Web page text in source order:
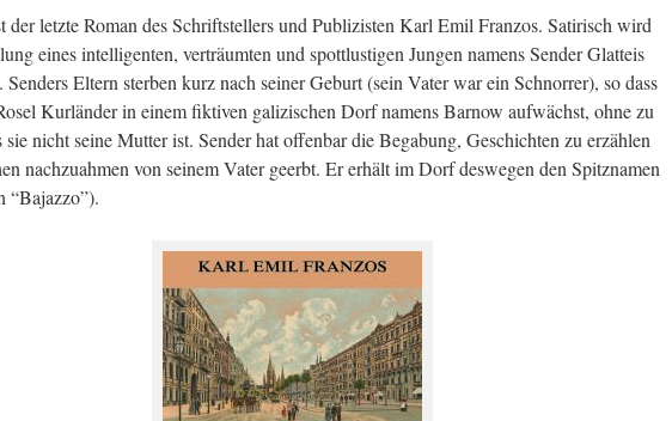
der letzte Roman des Schriftstellers und Publizisten Karl Emil Franzos. Satirisch wird
eines intelligenten, verträumten und spottlustigen Jungen namens Sender Glatteis
Senders Eltern sterben kurz nach seiner Geburt (sein Vater war ein Schnorrer), so dass
Kurländer in einem fiktiven galizischen Dorf namens Barnow aufwächst, ohne zu
sie nicht seine Mutter ist. Sender hat offenbar die Begabung, Geschichten zu erzählen
nachzuahmen von seinem Vater geerbt. Er erhält im Dorf deswegen den Spitznamen
“Bajazzo”).